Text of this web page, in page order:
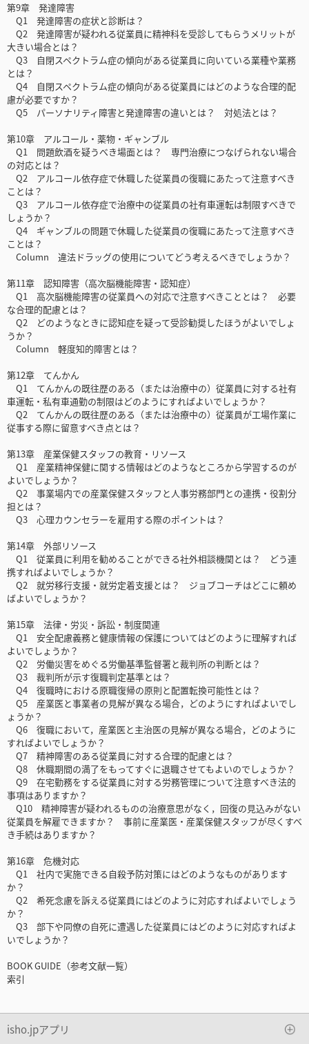
第9章 発達障害
Q1 発達障害の症状と診断は？
Q2 発達障害が疑われる従業員に精神科を受診してもらうメリットが
大きい場合とは？
Q3 自閉スペクトラム症の傾向がある従業員に向いている業種や業務
とは？
Q4 自閉スペクトラム症の傾向がある従業員にはどのような合理的配
慮が必要ですか？
Q5 パーソナリティ障害と発達障害の違いとは？ 対処法とは？
第10章 アルコール・薬物・ギャンブル
Q1 問題飲酒を疑うべき場面とは？ 専門治療につなげられない場合
の対応とは？
Q2 アルコール依存症で休職した従業員の復職にあたって注意すべき
ことは？
Q3 アルコール依存症で治療中の従業員の社有車運転は制限すべきで
しょうか？
Q4 ギャンブルの問題で休職した従業員の復職にあたって注意すべき
ことは？
Column 違法ドラッグの使用についてどう考えるべきでしょうか？
第11章 認知障害（高次脳機能障害・認知症）
Q1 高次脳機能障害の従業員への対応で注意すべきこととは？ 必要
な合理的配慮とは？
Q2 どのようなときに認知症を疑って受診勧奨したほうがよいでしょ
うか？
Column 軽度知的障害とは？
第12章 てんかん
Q1 てんかんの既往歴のある（または治療中の）従業員に対する社有
車運転・私有車通勤の制限はどのようにすればよいでしょうか？
Q2 てんかんの既往歴のある（または治療中の）従業員が工場作業に
従事する際に留意すべき点とは？
第13章 産業保健スタッフの教育・リソース
Q1 産業精神保健に関する情報はどのようなところから学習するのが
よいでしょうか？
Q2 事業場内での産業保健スタッフと人事労務部門との連携・役割分
担とは？
Q3 心理カウンセラーを雇用する際のポイントは？
第14章 外部リソース
Q1 従業員に利用を勧めることができる社外相談機関とは？ どう連
携すればよいでしょうか？
Q2 就労移行支援・就労定着支援とは？ ジョブコーチはどこに頼め
ばよいでしょうか？
第15章 法律・労災・訴訟・制度関連
Q1 安全配慮義務と健康情報の保護についてはどのように理解すれば
よいでしょうか？
Q2 労働災害をめぐる労働基準監督署と裁判所の判断とは？
Q3 裁判所が示す復職判定基準とは？
Q4 復職時における原職復帰の原則と配置転換可能性とは？
Q5 産業医と事業者の見解が異なる場合，どのようにすればよいでし
ょうか？
Q6 復職において，産業医と主治医の見解が異なる場合，どのように
すればよいでしょうか？
Q7 精神障害のある従業員に対する合理的配慮とは？
Q8 休職期間の満了をもってすぐに退職させてもよいのでしょうか？
Q9 在宅勤務をする従業員に対する労務管理について注意すべき法的
事項はありますか？
Q10 精神障害が疑われるものの治療意思がなく，回復の見込みがない
従業員を解雇できますか？ 事前に産業医・産業保健スタッフが尽くすべ
き手続はありますか？
第16章 危機対応
Q1 社内で実施できる自殺予防対策にはどのようなものがあります
か？
Q2 希死念慮を訴える従業員にはどのように対応すればよいでしょう
か？
Q3 部下や同僚の自死に遭遇した従業員にはどのように対応すればよ
いでしょうか？
BOOK GUIDE（参考文献一覧）
索引
isho.jpアプリ